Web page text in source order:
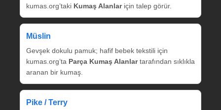
kumas.org’taki Kumaş Alanlariçin talep görür.
Müslin
Gevşek dokulu pamuk; hafif bebek tekstili için
kumas.org’ta Parça Kumaş Alanlartarafından sıklıkla
aranan bir kumaş.
Pike / Terry